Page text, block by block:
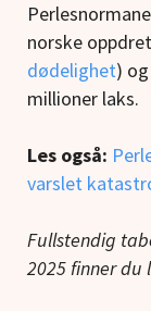
norske
dødelighet)
millioner laks.
Les også:
varslet
Fullstendig
2025 finner du